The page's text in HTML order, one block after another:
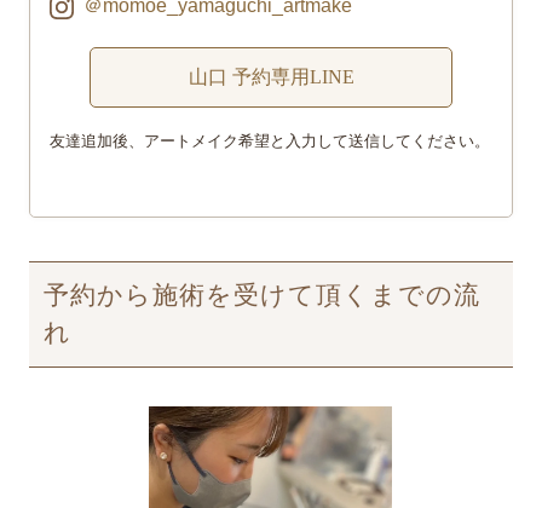
＠momoe_yamaguchi_artmake
山口 予約専用LINE
友達追加後、アートメイク希望と入力して送信してください。
予約から施術を受けて頂くまでの流
れ